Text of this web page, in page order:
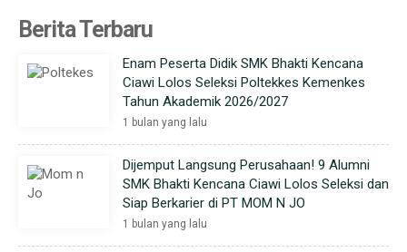
Berita Terbaru
Enam Peserta Didik SMK Bhakti Kencana
Ciawi Lolos Seleksi Poltekkes Kemenkes
Tahun Akademik 2026/2027
1 bulan yang lalu
Dijemput Langsung Perusahaan! 9 Alumni
SMK Bhakti Kencana Ciawi Lolos Seleksi dan
Siap Berkarier di PT MOM N JO
1 bulan yang lalu